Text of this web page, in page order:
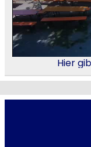
Hier